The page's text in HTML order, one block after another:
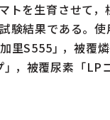
トを生育させて，
験結果である。
里S555｣ ，被覆
，被覆尿素「LP